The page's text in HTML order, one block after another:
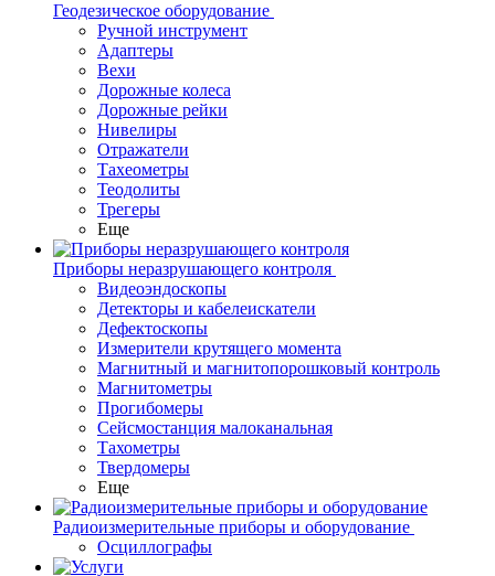
Геодезическое оборудование
Ручной инструмент
Адаптеры
Вехи
Дорожные колеса
Дорожные рейки
Нивелиры
Отражатели
Тахеометры
Теодолиты
Трегеры
Еще
Приборы неразрушающего контроля
Видеоэндоскопы
Детекторы и кабелеискатели
Дефектоскопы
Измерители крутящего момента
Магнитный и магнитопорошковый контроль
Магнитометры
Прогибомеры
Сейсмостанция малоканальная
Тахометры
Твердомеры
Еще
Радиоизмерительные приборы и оборудование
Осциллографы